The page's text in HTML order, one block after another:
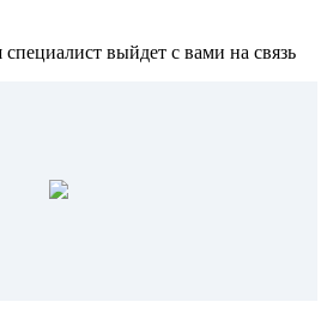
выйдет с вами на связь